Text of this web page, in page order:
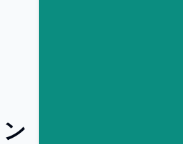
（マルチコン